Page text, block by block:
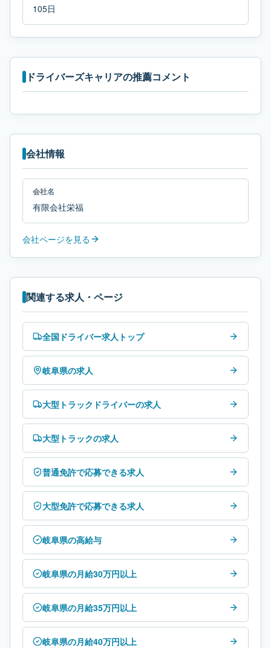
105日
ドライバーズキャリアの推薦コメント
会社情報
会社名
有限会社栄福
会社ページを見る
関連する求人・ページ
全国ドライバー求人トップ
岐阜県の求人
大型トラックドライバーの求人
大型トラックの求人
普通免許で応募できる求人
大型免許で応募できる求人
岐阜県の高給与
岐阜県の月給30万円以上
岐阜県の月給35万円以上
岐阜県の月給40万円以上